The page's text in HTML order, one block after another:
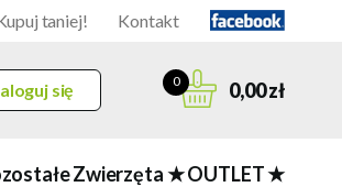
taniej! Kontakt
się 0 0,00 zł
Zwierzęta★ OUTLET ★